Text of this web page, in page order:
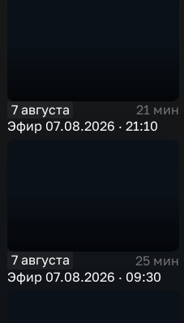
7 августа
21 мин
Эфир 07.08.2026 · 21:10
7 августа
25 мин
Эфир 07.08.2026 · 09:30